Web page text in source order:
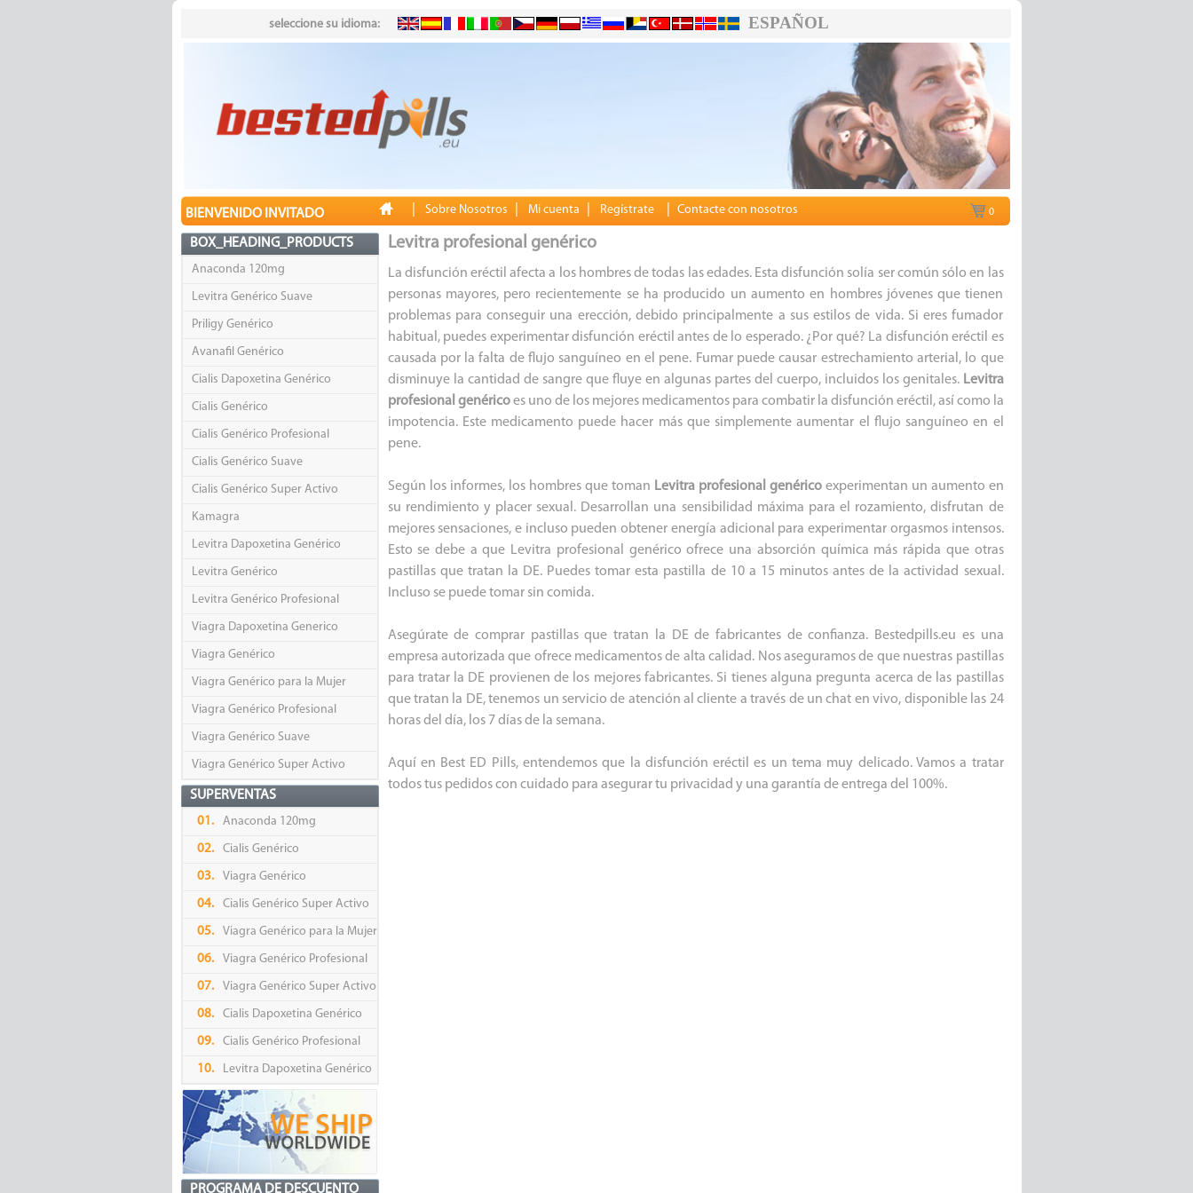
seleccione su idioma: ESPAÑOL
BIENVENIDO INVITADO Sobre Nosotros Mi cuenta Regístrate Contacte con nosotros 0
BOX_HEADING_PRODUCTS
Anaconda 120mg
Levitra Genérico Suave
Priligy Genérico
Avanafil Genérico
Cialis Dapoxetina Genérico
Cialis Genérico
Cialis Genérico Profesional
Cialis Genérico Suave
Cialis Genérico Super Activo
Kamagra
Levitra Dapoxetina Genérico
Levitra Genérico
Levitra Genérico Profesional
Viagra Dapoxetina Generico
Viagra Genérico
Viagra Genérico para la Mujer
Viagra Genérico Profesional
Viagra Genérico Suave
Viagra Genérico Super Activo
SUPERVENTAS
01. Anaconda 120mg
02. Cialis Genérico
03. Viagra Genérico
04. Cialis Genérico Super Activo
05. Viagra Genérico para la Mujer
06. Viagra Genérico Profesional
07. Viagra Genérico Super Activo
08. Cialis Dapoxetina Genérico
09. Cialis Genérico Profesional
10. Levitra Dapoxetina Genérico
PROGRAMA DE DESCUENTO
Levitra profesional genérico
La disfunción eréctil afecta a los hombres de todas las edades. Esta disfunción solía ser común sólo en las
personas mayores, pero recientemente se ha producido un aumento en hombres jóvenes que tienen
problemas para conseguir una erección, debido principalmente a sus estilos de vida. Si eres fumador
habitual, puedes experimentar disfunción eréctil antes de lo esperado. ¿Por qué? La disfunción eréctil es
causada por la falta de flujo sanguíneo en el pene. Fumar puede causar estrechamiento arterial, lo que
disminuye la cantidad de sangre que fluye en algunas partes del cuerpo, incluidos los genitales. Levitra
profesional genéricoes uno de los mejores medicamentos para combatir la disfunción eréctil, así como la
impotencia. Este medicamento puede hacer más que simplemente aumentar el flujo sanguíneo en el
pene.
Según los informes, los hombres que toman Levitra profesional genéricoexperimentan un aumento en
su rendimiento y placer sexual. Desarrollan una sensibilidad máxima para el rozamiento, disfrutan de
mejores sensaciones, e incluso pueden obtener energía adicional para experimentar orgasmos intensos.
Esto se debe a que Levitra profesional genérico ofrece una absorción química más rápida que otras
pastillas que tratan la DE. Puedes tomar esta pastilla de 10 a 15 minutos antes de la actividad sexual.
Incluso se puede tomar sin comida.
Asegúrate de comprar pastillas que tratan la DE de fabricantes de confianza. Bestedpills.eu es una
empresa autorizada que ofrece medicamentos de alta calidad. Nos aseguramos de que nuestras pastillas
para tratar la DE provienen de los mejores fabricantes. Si tienes alguna pregunta acerca de las pastillas
que tratan la DE, tenemos un servicio de atención al cliente a través de un chat en vivo, disponible las 24
horas del día, los 7 días de la semana.
Aquí en Best ED Pills, entendemos que la disfunción eréctil es un tema muy delicado. Vamos a tratar
todos tus pedidos con cuidado para asegurar tu privacidad y una garantía de entrega del 100%.